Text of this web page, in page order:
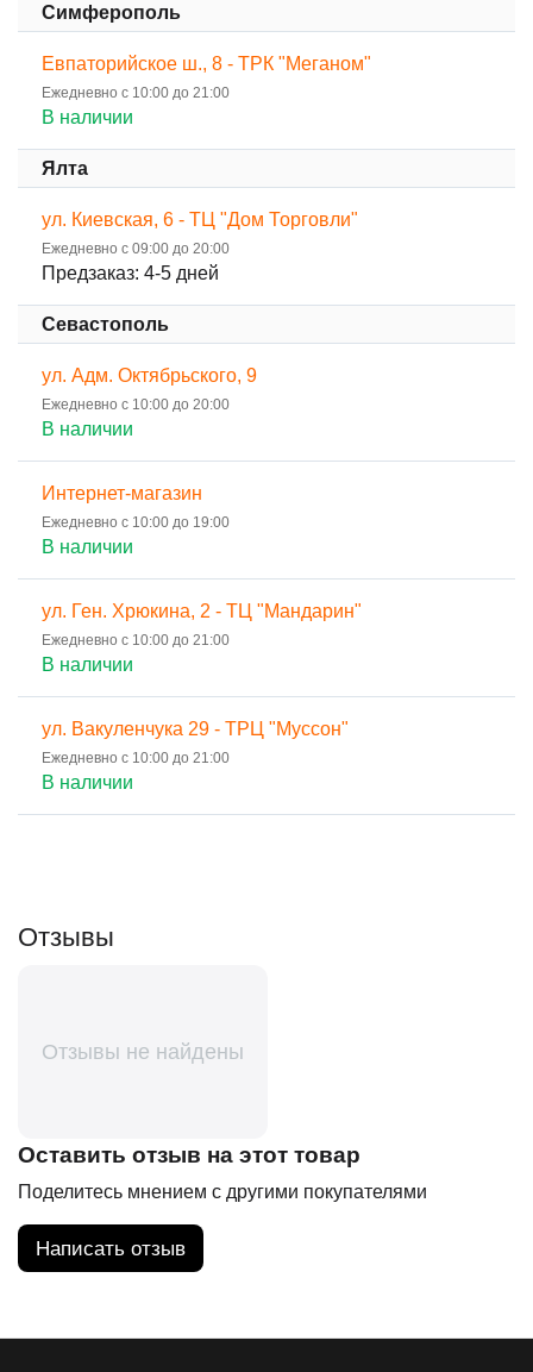
Симферополь
Евпаторийское ш., 8 - ТРК "Меганом"
Ежедневно с 10:00 до 21:00
В наличии
Ялта
ул. Киевская, 6 - ТЦ "Дом Торговли"
Ежедневно с 09:00 до 20:00
Предзаказ: 4-5 дней
Севастополь
ул. Адм. Октябрьского, 9
Ежедневно с 10:00 до 20:00
В наличии
Интернет-магазин
Ежедневно с 10:00 до 19:00
В наличии
ул. Ген. Хрюкина, 2 - ТЦ "Мандарин"
Ежедневно с 10:00 до 21:00
В наличии
ул. Вакуленчука 29 - ТРЦ "Муссон"
Ежедневно с 10:00 до 21:00
В наличии
Отзывы
Отзывы не найдены
Оставить отзыв на этот товар
Поделитесь мнением с другими покупателями
Написать отзыв